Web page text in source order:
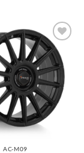
Aggiungi
alla lista
dei
desideri
AC-M09